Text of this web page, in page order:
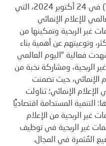
) في 24 أكتوبر 2024، التي
للإعلام الإنمائي
غير الربحية وتمكينها من
وتوعيتهم عن أهمية بناء
فعالية "اليوم العالمي
الربحية، ومشاركة نخبة من
الإنمائي، حيث تضمنت
الإنمائي؛ تناولت
التنمية المستدامة اقتصاديًّا
غير الربحية من الإعلام
غير الربحية في توظيف
المُثمرة في المجال.